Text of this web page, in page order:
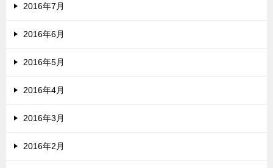
2016年7月
2016年6月
2016年5月
2016年4月
2016年3月
2016年2月